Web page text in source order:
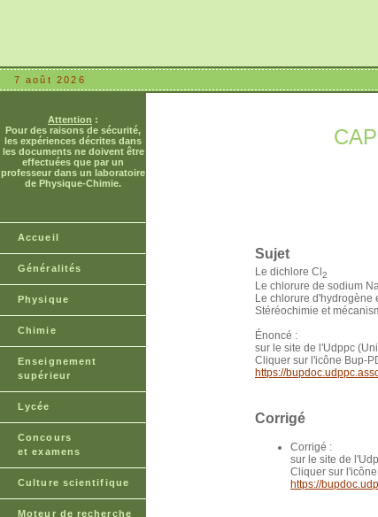
7 août 2026
Attention :
Pour des raisons de sécurité,
les expériences décrites dans
les documents ne doivent être
effectuées que par un
professeur dans un laboratoire
de Physique-Chimie.
Accueil
Généralités
Physique
Chimie
Enseignement
supérieur
Lycée
Concours
et examens
Culture scientifique
Moteur de recherche
Sujet
Le dichlore Cl 2
Le chlorure de sodium
Le chlorure d'hydrogène
Stéréochimie et
Énoncé :
sur le site de l'Udppc
Cliquer sur l'icône Bup-
https://
Corrigé
Corrigé :
sur le site de
Cliquer sur
https://